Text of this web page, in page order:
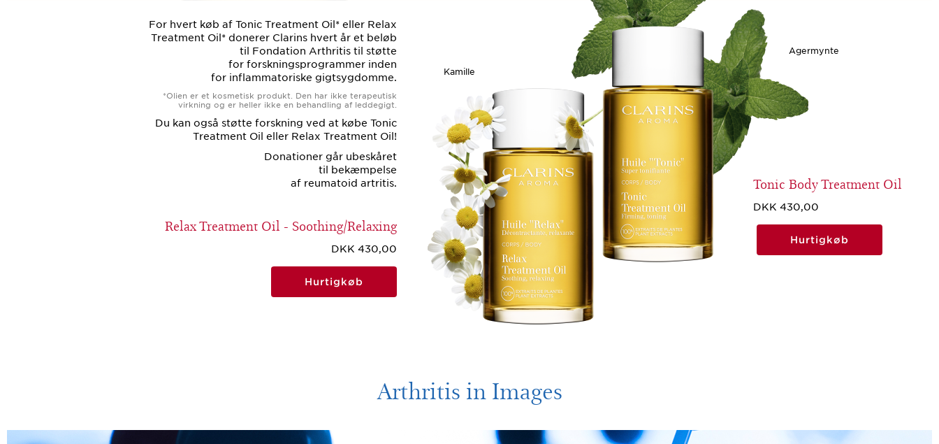
Agermynte
Kamille
For hvert køb af Tonic Treatment Oil* eller Relax
Treatment Oil* donerer Clarins hvert år et beløb
til Fondation Arthritis til støtte
for forskningsprogrammer inden
for inflammatoriske gigtsygdomme.
*Olien er et kosmetisk produkt. Den har ikke terapeutisk
virkning og er heller ikke en behandling af leddegigt.
Du kan også støtte forskning ved at købe Tonic
Treatment Oil eller Relax Treatment Oil!
Donationer går ubeskåret
til bekæmpelse
af reumatoid artritis.
Relax Treatment Oil - Soothing/Relaxing
DKK 430,00
Hurtigkøb
Tonic Body Treatment Oil
DKK 430,00
Hurtigkøb
Arthritis in Images